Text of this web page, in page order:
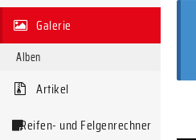
Galerie
Alben
Artikel
Reifen- und Felgenrechner